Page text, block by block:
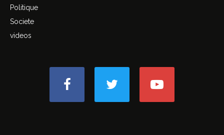
Politique
Societe
videos